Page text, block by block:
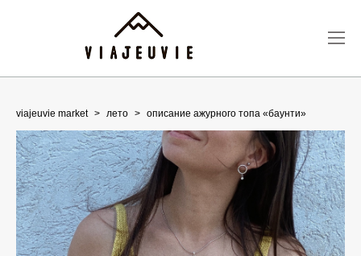
viajeuvie market > лето > описание ажурного топа «баунти»